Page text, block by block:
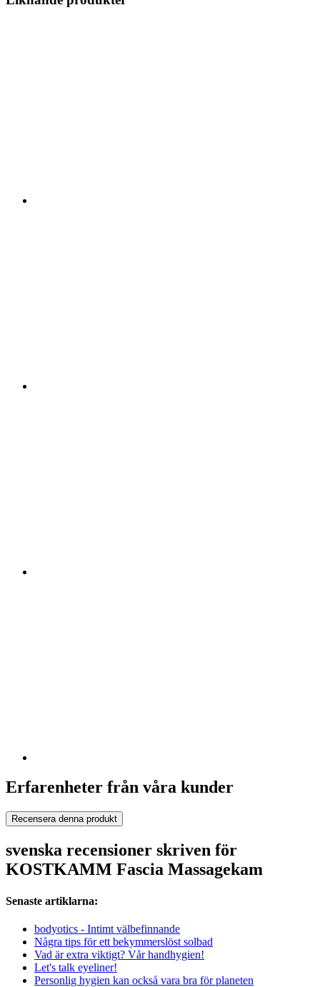
Erfarenheter från våra kunder
Recensera denna produkt
svenska recensioner skriven för
KOSTKAMM Fascia Massagekam
Senaste artiklarna:
bodyotics - Intimt välbefinnande
Några tips för ett bekymmerslöst solbad
Vad är extra viktigt? Vår handhygien!
Let's talk eyeliner!
Personlig hygien kan också vara bra för planeten